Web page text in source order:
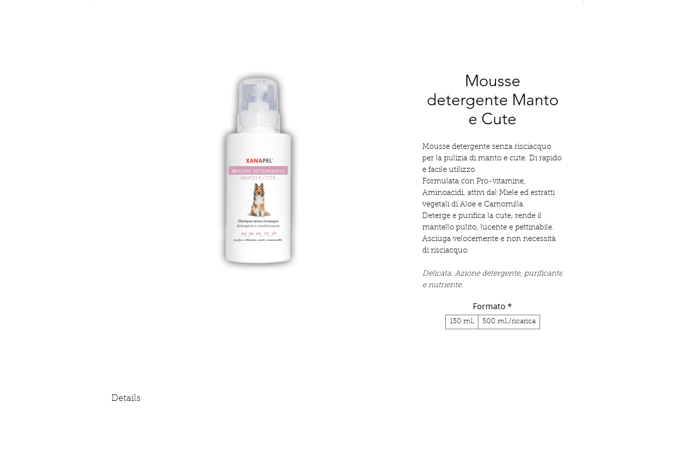
Mousse
detergente Manto
e Cute
Mousse detergente senza risciacquo
per la pulizia di manto e cute. Di rapido
e facile utilizzo.
Formulata con Pro-vitamine,
Aminoacidi, attivi dal Miele ed estratti
vegetali di Aloe e Camomilla.
Deterge e purifica la cute, rende il
mantello pulito, lucente e pettinabile.
Asciuga velocemente e non necessità
di risciacquo.
Delicata. Azione detergente, purificante
e nutriente.
Formato *
150 mL 500 mL/ricarica
Details